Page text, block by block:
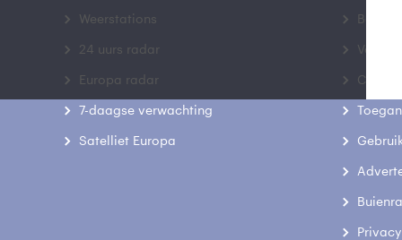
Weerstations
24 uurs radar
Europa radar
7-daagse verwachting
Satelliet Europa
Contact